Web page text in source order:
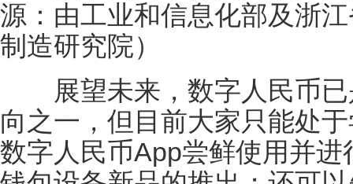
源：由工业和信息化部及浙
制造研究院）
展望未来，数字人民币已
向之一，但目前大家只能处
数字人民币App尝鲜使用并